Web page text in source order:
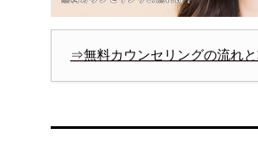
⇒無料カウンセリングの流れ